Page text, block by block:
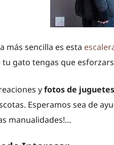
más sencilla es esta
tu gato tengas que
yfotos de
Esperamos sea de
manualidades!…